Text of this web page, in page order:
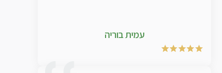
עמית בוריה